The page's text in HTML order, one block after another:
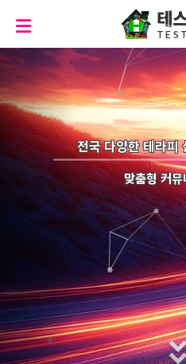
테
TE S T
전국 다양한 테라피
맞춤형 커